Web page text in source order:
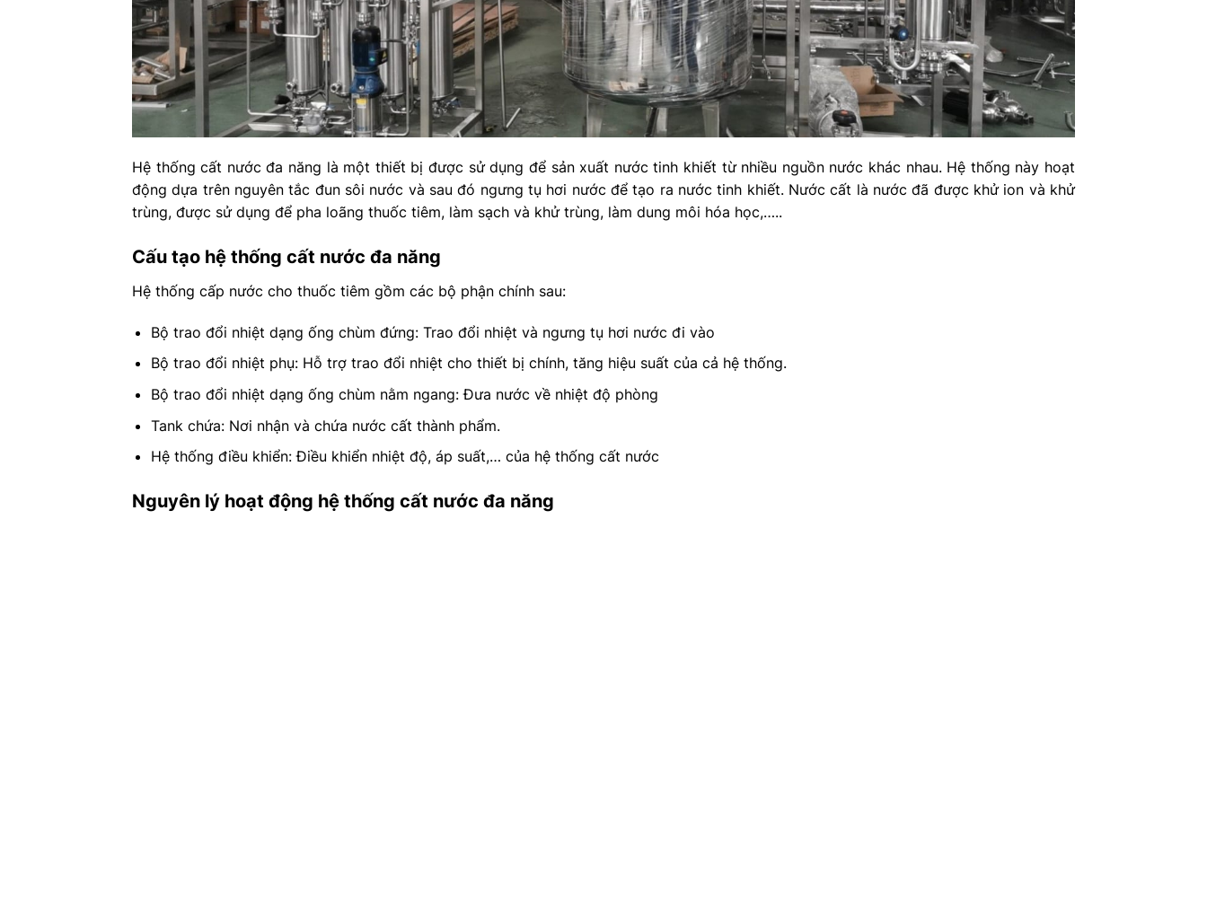
Hệ thống cất nước đa năng là một thiết bị được sử dụng để sản xuất nước tinh khiết từ nhiều nguồn nước khác nhau. Hệ thống này hoạt
động dựa trên nguyên tắc đun sôi nước và sau đó ngưng tụ hơi nước để tạo ra nước tinh khiết. Nước cất là nước đã được khử ion và khử
trùng, được sử dụng để pha loãng thuốc tiêm, làm sạch và khử trùng, làm dung môi hóa học,…..
Cấu tạo hệ thống cất nước đa năng
Hệ thống cấp nước cho thuốc tiêm gồm các bộ phận chính sau:
Bộ trao đổi nhiệt dạng ống chùm đứng: Trao đổi nhiệt và ngưng tụ hơi nước đi vào
Bộ trao đổi nhiệt phụ: Hỗ trợ trao đổi nhiệt cho thiết bị chính, tăng hiệu suất của cả hệ thống.
Bộ trao đổi nhiệt dạng ống chùm nằm ngang: Đưa nước về nhiệt độ phòng
Tank chứa: Nơi nhận và chứa nước cất thành phẩm.
Hệ thống điều khiển: Điều khiển nhiệt độ, áp suất,… của hệ thống cất nước
Nguyên lý hoạt động hệ thống cất nước đa năng